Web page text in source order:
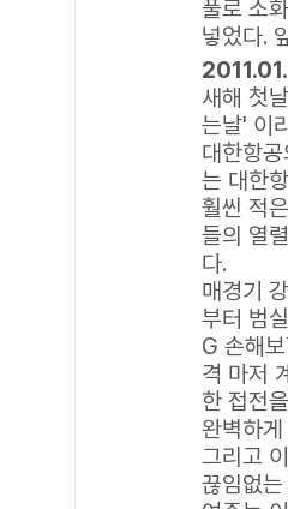
풀로 소
넣었다.
새해 첫
는날' 이
대한항
는 대한
훨씬 적
들의 열
다.
매경기
부터 범
G 손해
격 마저
한 접전
완벽하
그리고
끊임없